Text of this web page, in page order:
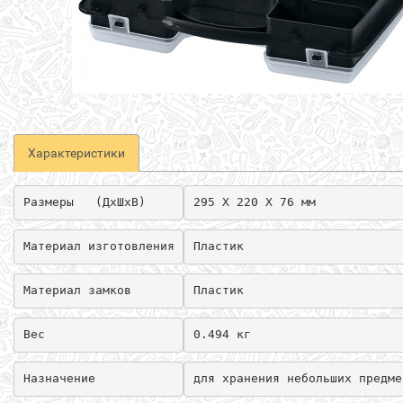
Характеристики
Размеры   (ДхШхВ) 295 Х 220 Х 76 мм
Материал изготовления Пластик
Материал замков Пластик
Вес 0.494 кг
Назначение для хранения небольших